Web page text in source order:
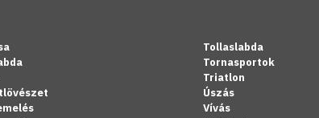
Tollaslabda
Tornasportok
Triatlon
Úszás
Vívás